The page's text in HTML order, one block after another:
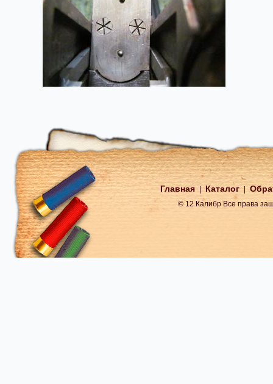
Главная Каталог
© 12 Калибр Все права